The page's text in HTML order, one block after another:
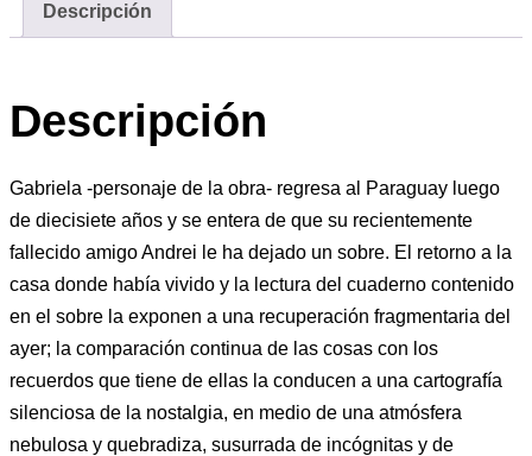
Descripción
Descripción
Gabriela -personaje de la obra- regresa al Paraguay luego
de diecisiete años y se entera de que su recientemente
fallecido amigo Andrei le ha dejado un sobre. El retorno a la
casa donde había vivido y la lectura del cuaderno contenido
en el sobre la exponen a una recuperación fragmentaria del
ayer; la comparación continua de las cosas con los
recuerdos que tiene de ellas la conducen a una cartografía
silenciosa de la nostalgia, en medio de una atmósfera
nebulosa y quebradiza, susurrada de incógnitas y de